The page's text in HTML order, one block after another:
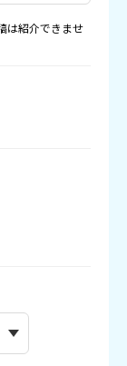
は紹介できませ